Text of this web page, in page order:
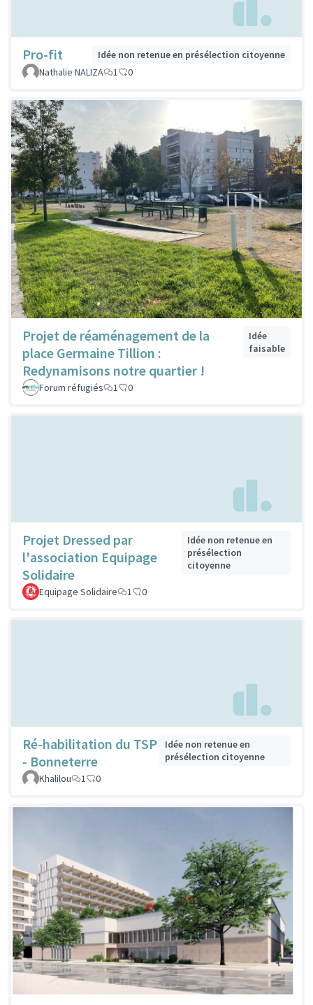
Pro-fit
Idée non retenue en présélection citoyenne
Nathalie NALIZA
1 0
Projet de réaménagement de la
place Germaine Tillion :
Redynamisons notre quartier !
Idée
faisable
Forum réfugiés 1 0
Projet Dressed par
l'association Equipage
Solidaire
Idée non retenue en
présélection
citoyenne
Equipage Solidaire 1 0
Ré-habilitation du TSP
- Bonneterre
Idée non retenue en
présélection citoyenne
Khalilou
1 0